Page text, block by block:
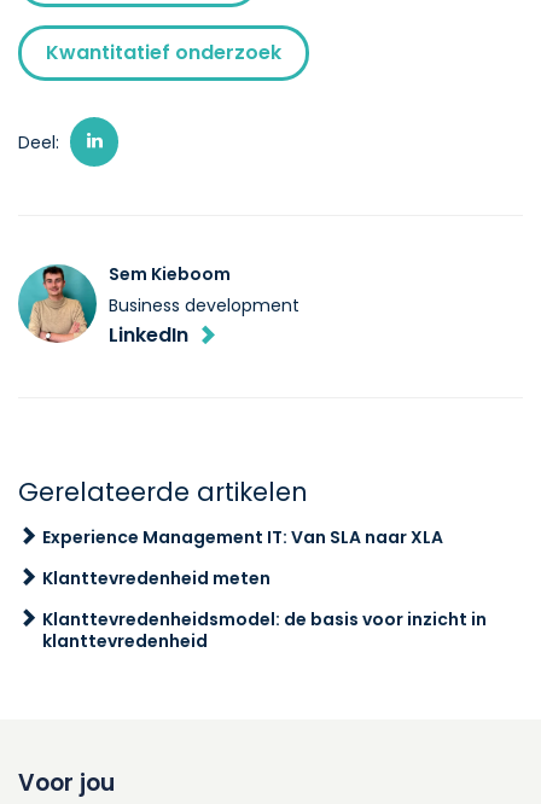
Kwantitatief onderzoek
Deel:
Sem Kieboom
Business development
LinkedIn
Gerelateerde artikelen
Experience Management IT: Van SLA naar XLA
Klanttevredenheid meten
Klanttevredenheidsmodel: de basis voor inzicht in
klanttevredenheid
Voor jou